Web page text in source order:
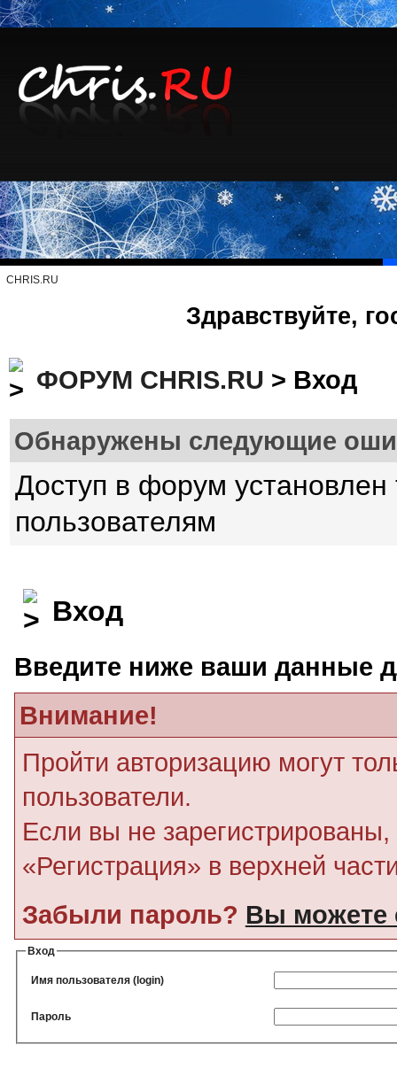
CHRIS.RU
Здравствуйте,
ФОРУМ CHRIS.RU > Вход
Обнаружены следующие
Доступ в форум
пользователям
Вход
Введите ниже ваши данные
Внимание!
Пройти авторизацию могут
пользователи.
Если вы не
«Регистрация» в верхней
Забыли пароль? Вы можете
Вход
Имя пользователя (login)
Пароль